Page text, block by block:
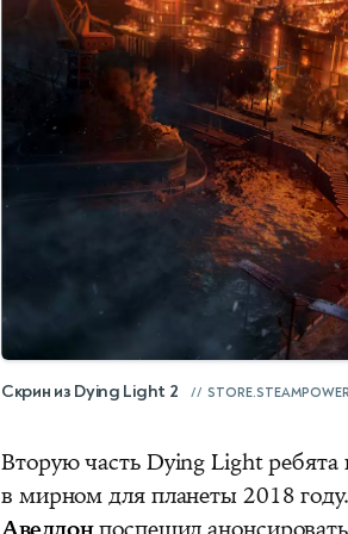
Скрин из Dying Light 2
Вторую часть Dying Light ребята
в мирном для планеты 2018